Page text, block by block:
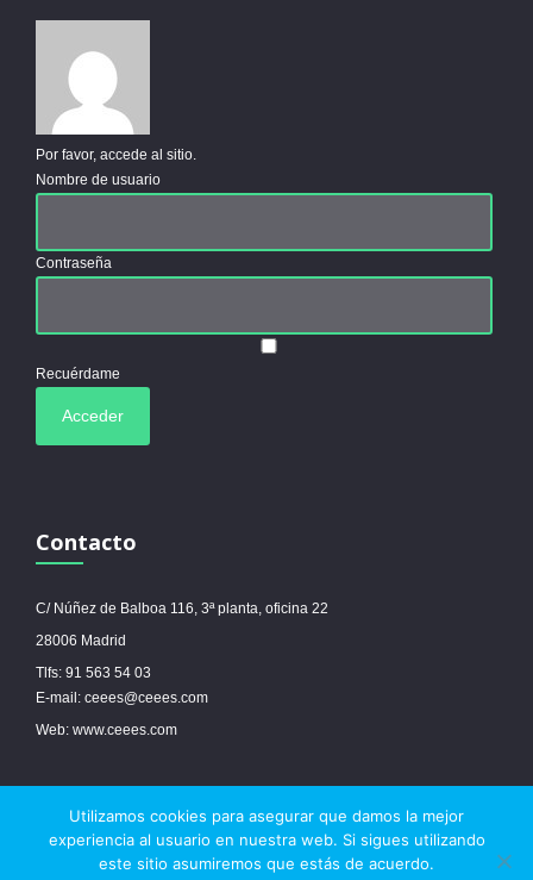
Por favor, accede al sitio.
Nombre de usuario
Contraseña
Recuérdame
Contacto
C/ Núñez de Balboa 116, 3ª planta, oficina 22
28006 Madrid
Tlfs: 91 563 54 03
E-mail: ceees@ceees.com
Web: www.ceees.com
© 2017 Ceees - Sitio web desarrollado por espa.es-Aviso legal -Política de
Utilizamos cookies para asegurar que damos la mejor
experiencia al usuario en nuestra web. Si sigues utilizando
este sitio asumiremos que estás de acuerdo.